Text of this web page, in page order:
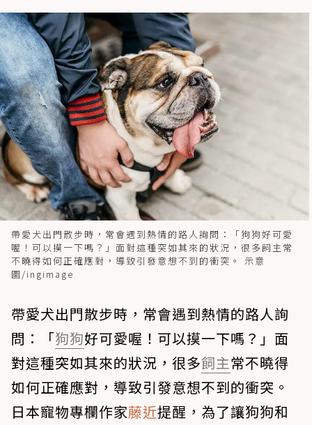
帶愛犬出門散步時，常會遇到熱情的路人詢問：「狗狗好可愛
喔！可以摸一下嗎？」面對這種突如其來的狀況，很多飼主常
不曉得如何正確應對，導致引發意想不到的衝突。 示意
圖/ingimage
帶愛犬出門散步時，常會遇到熱情的路人詢
問：「狗狗好可愛喔！可以摸一下嗎？」面
對這種突如其來的狀況，很多飼主常不曉得
如何正確應對，導致引發意想不到的衝突。
日本寵物專欄作家藤近提醒，為了讓狗狗和